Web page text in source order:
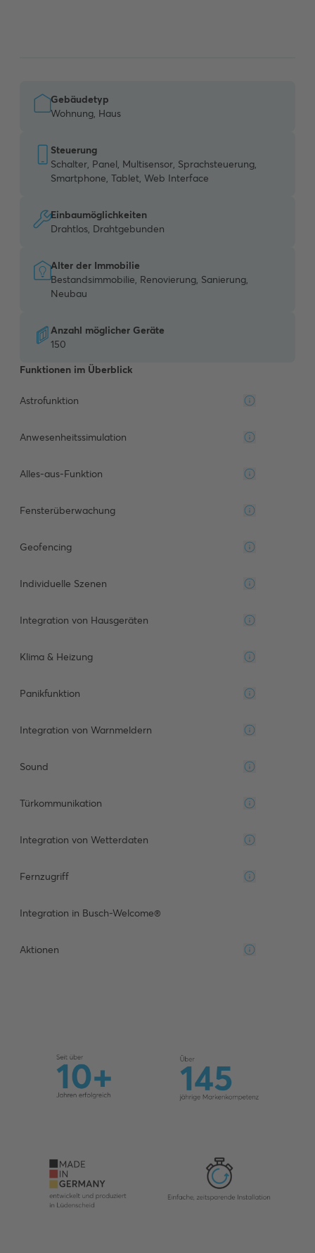
Gebäudetyp
Wohnung, Haus
Steuerung
Schalter, Panel, Multisensor, Sprachsteuerung,
Smartphone, Tablet, Web Interface
Einbaumöglichkeiten
Drahtlos, Drahtgebunden
Alter der Immobilie
Bestandsimmobilie, Renovierung, Sanierung,
Neubau
Anzahl möglicher Geräte
150
Funktionen im Überblick
Astrofunktion
Anwesenheitssimulation
Alles-aus-Funktion
Fensterüberwachung
Geofencing
Individuelle Szenen
Integration von Hausgeräten
Klima & Heizung
Panikfunktion
Integration von Warnmeldern
Sound
Türkommunikation
Integration von Wetterdaten
Fernzugriff
Integration in Busch-Welcome®
Aktionen